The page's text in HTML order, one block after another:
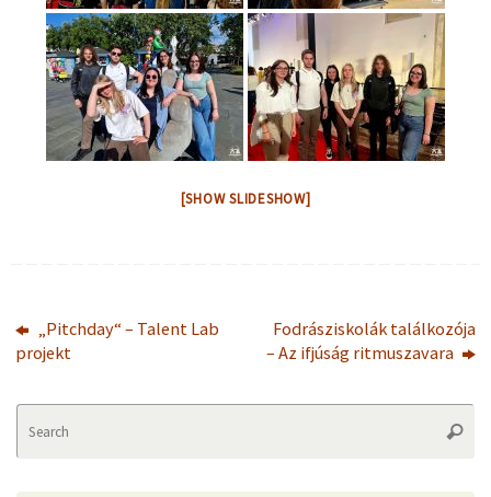
[SHOW SLIDESHOW]
„Pitchday“ – Talent Lab
projekt
Fodrásziskolák találkozója
– Az ifjúság ritmuszavara